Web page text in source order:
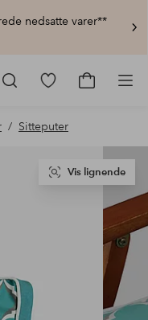
nedsatte varer**
Gå
produkter
Gå
Sitteputer
Vis lignende